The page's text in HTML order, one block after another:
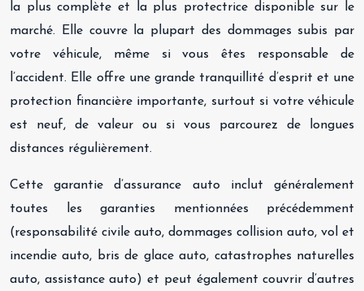
la plus complète et la plus protectrice disponible sur le
marché. Elle couvre la plupart des dommages subis par
votre véhicule, même si vous êtes responsable de
l’accident. Elle offre une grande tranquillité d’esprit et une
protection financière importante, surtout si votre véhicule
est neuf, de valeur ou si vous parcourez de longues
distances régulièrement.
Cette garantie d’assurance auto inclut généralement
toutes les garanties mentionnées précédemment
(responsabilité civile auto, dommages collision auto, vol et
incendie auto, bris de glace auto, catastrophes naturelles
auto, assistance auto) et peut également couvrir d’autres